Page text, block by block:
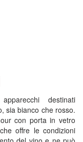
destinati
sia bianco che rosso.
con porta in vetro
offre le condizioni